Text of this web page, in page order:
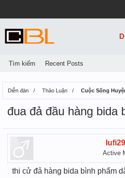
Diễn đàn Thảo Luận Cuộc Sống
đua đả đầu hàng bida
Active
thi cử đả hàng bida bình phẩm
Tìm kiếm Recent Posts